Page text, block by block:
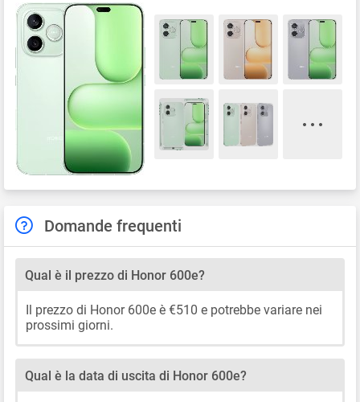
Domande frequenti
Qual è il prezzo di Honor 600e?
Il prezzo di Honor 600e è €510 e potrebbe variare nei
prossimi giorni.
Qual è la data di uscita di Honor 600e?